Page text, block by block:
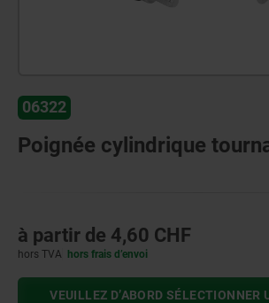
06322
Poignée cylindrique
à partir de 4,60 CHF
hors TVA hors frais d’envoi
VEUILLEZ D’ABORD SÉLECTIONNER